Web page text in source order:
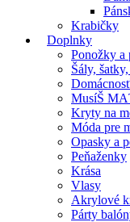
Krabičky
Doplnky
Ponožky a
Šály,
MusíŠ
Kryty na
Móda pre
Opasky a
Peňaženky
Krása
Vlasy
Akrylové
Párty